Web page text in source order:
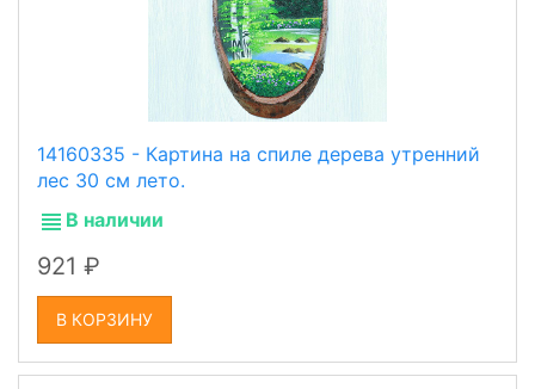
14160335 - Картина на спиле дерева утренний
лес 30 см лето.
В наличии
921
В КОРЗИНУ